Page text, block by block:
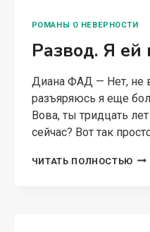
РОМАНЫ О НЕВЕРНОСТИ
Развод. Я ей
Диана ФАД — Нет, не
разъяряюсь я еще
Вова, ты тридцать
сейчас? Вот так
ЧИТАТЬ ПОЛНОСТЬЮ